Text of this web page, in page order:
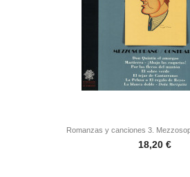
Romanzas y canciones 3.
Precio
18,20 €